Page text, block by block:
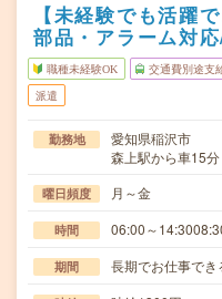
【未経験でも活躍
部品・アラーム対
職種未経験OK 交通費別途支
派遣
勤務地
愛知県稲沢市
森上駅から車15分
曜日頻度 月～金
時間 06:00～
期間 長期でお仕事でき